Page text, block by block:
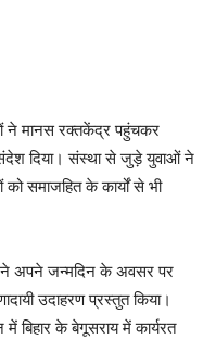
ने मानस रक्तकेंद्र पहुंचकर
दिया। संस्था से जुड़े युवाओं ने
समाजहित के कार्यों से भी
ने अपने जन्मदिन के अवसर पर
उदाहरण प्रस्तुत किया।
बिहार के बेगूसराय में कार्यरत